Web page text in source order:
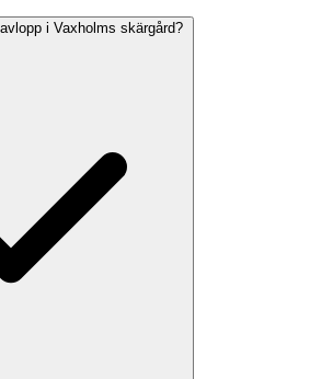
i Vaxholms skärgård?